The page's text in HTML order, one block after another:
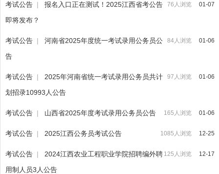
01-07
76人浏览
考试公告 |
报名入口正在测试！2025江西省考公告
即将发布？
01-06
84人浏览
考试公告 |
河南省2025年度统一考试录用公务员公
告
01-06
97人浏览
考试公告 |
2025年河南省统一考试录用公务员共计
划招录10993人公告
01-06
165人浏览
考试公告 | 山西省2025年度考试录用公务员公告
12-25
1085人浏览
考试公告 | 2025江西公务员考试公告
12-17
125人浏览
考试公告 |
2024江西农业工程职业学院招聘编外聘
用制人员3人公告